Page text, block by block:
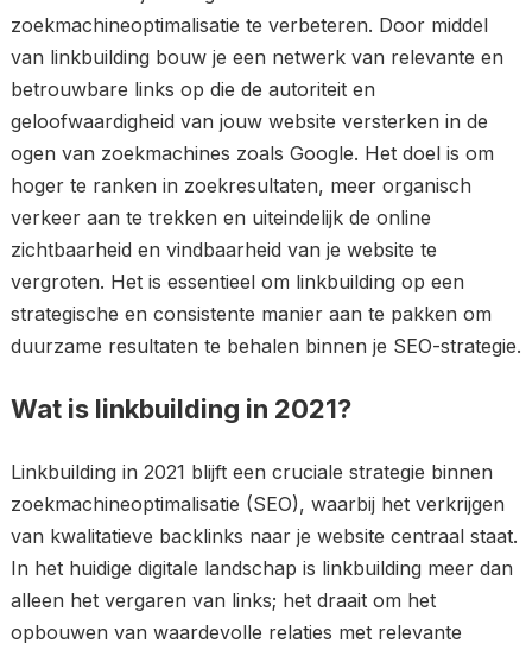
zoekmachineoptimalisatie te verbeteren. Door middel
van linkbuilding bouw je een netwerk van relevante en
betrouwbare links op die de autoriteit en
geloofwaardigheid van jouw website versterken in de
ogen van zoekmachines zoals Google. Het doel is om
hoger te ranken in zoekresultaten, meer organisch
verkeer aan te trekken en uiteindelijk de online
zichtbaarheid en vindbaarheid van je website te
vergroten. Het is essentieel om linkbuilding op een
strategische en consistente manier aan te pakken om
duurzame resultaten te behalen binnen je SEO-strategie.
Wat is linkbuilding in 2021?
Linkbuilding in 2021 blijft een cruciale strategie binnen
zoekmachineoptimalisatie (SEO), waarbij het verkrijgen
van kwalitatieve backlinks naar je website centraal staat.
In het huidige digitale landschap is linkbuilding meer dan
alleen het vergaren van links; het draait om het
opbouwen van waardevolle relaties met relevante